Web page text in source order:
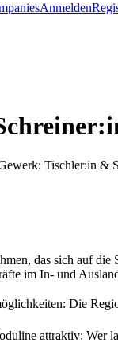
Anmelden
Tischler:in &
das sich auf
im In- und
Die
attraktiv: Wer